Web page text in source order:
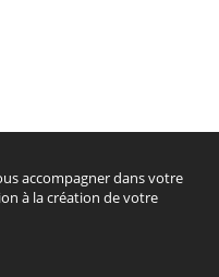
accompagner dans votre
à la création de votre